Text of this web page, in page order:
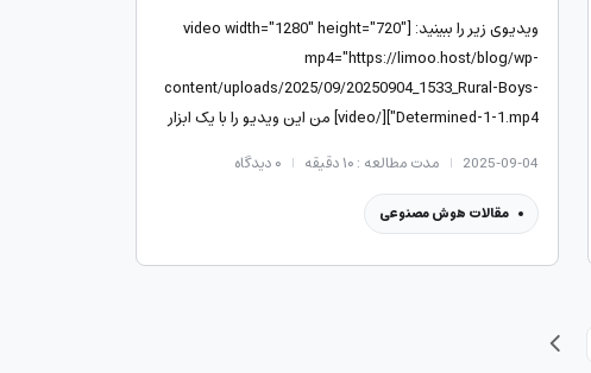
ویدیوی زیر را ببینید: [video width="1280" height="720"
mp4="https://limoo.host/blog/wp-
content/uploads/2025/09/20250904_1533_Rural-Boys-
Determined-1-1.mp4"][/video] من این ویدیو را با یک ابزار
هم می‌خواهید نحوه…
2025-09-04 مدت مطالعه : ۱۰ دقیقه ۰دیدگاه
مقالات هوش مصنوعی